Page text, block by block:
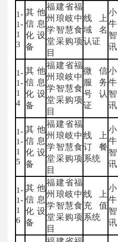
1-
1-
1
3
其他
信息
化设
备
福建省福
州琅岐中
学智慧食
堂采购项
目
线上
域名
认证
小
牛
智
讯
1-
1-
1
4
其他
信息
化设
备
福建省福
州琅岐中
学智慧食
堂采购项
目
微信
服务
号认
证
小
牛
智
讯
1-
1-
1
5
其他
信息
化设
备
福建省福
州琅岐中
学智慧食
堂采购项
目
线上
订餐
系统
小
牛
智
讯
1-
1-
1
6
其他
信息
化设
备
福建省福
州琅岐中
学智慧食
堂采购项
目
线上
充值
系统
小
牛
智
讯